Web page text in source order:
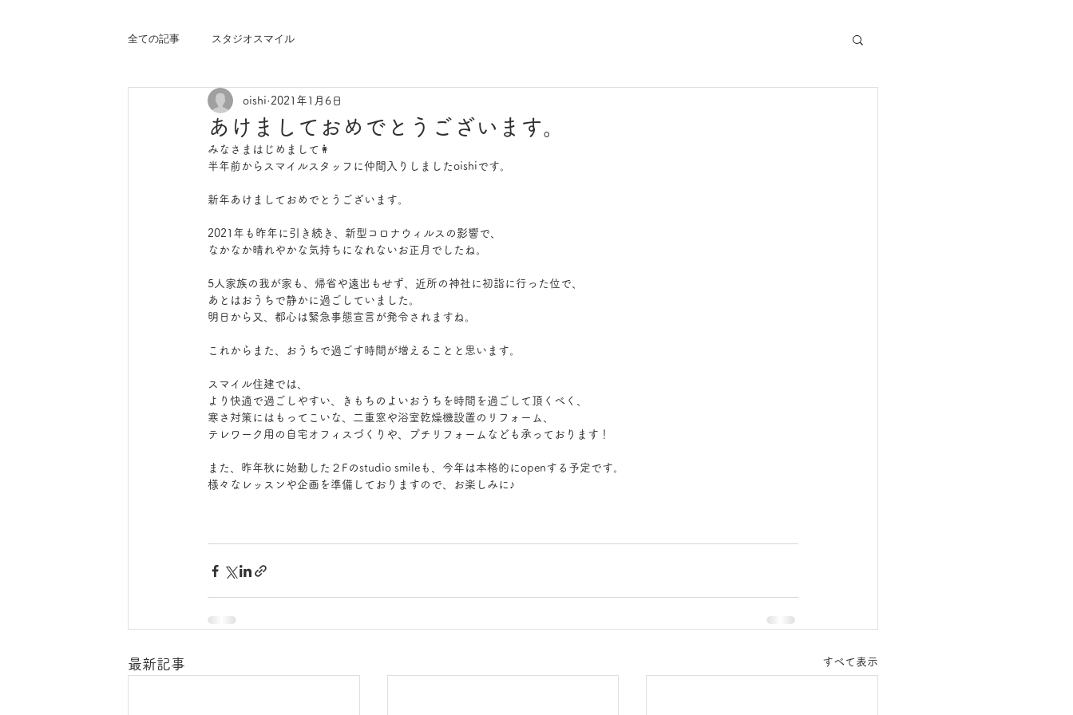
全ての記事 スタジオスマイル
あけましておめでとうございます。
oishi 2021年1月6日
みなさまはじめまして👩
半年前からスマイルスタッフに仲間入りしましたoishiです。
新年あけましておめでとうございます。
2021年も昨年に引き続き、新型コロナウィルスの影響で、
なかなか晴れやかな気持ちになれないお正月でしたね。
5人家族の我が家も、帰省や遠出もせず、近所の神社に初詣に行った位で、
あとはおうちで静かに過ごしていました。
明日から又、都心は緊急事態宣言が発令されますね。
これからまた、おうちで過ごす時間が増えることと思います。
スマイル住建では、
より快適で過ごしやすい、きもちのよいおうちを時間を過ごして頂くべく、
寒さ対策にはもってこいな、二重窓や浴室乾燥機設置のリフォーム、
テレワーク用の自宅オフィスづくりや、プチリフォームなども承っております！
また、昨年秋に始動した２Fのstudio smileも、今年は本格的にopenする予定です。
様々なレッスンや企画を準備しておりますので、お楽しみに♪
最新記事 すべて表示